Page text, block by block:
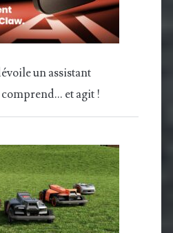
un assistant
et agit !